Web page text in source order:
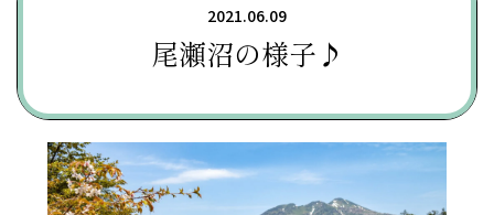
2021.06.09
尾瀬沼の様子♪